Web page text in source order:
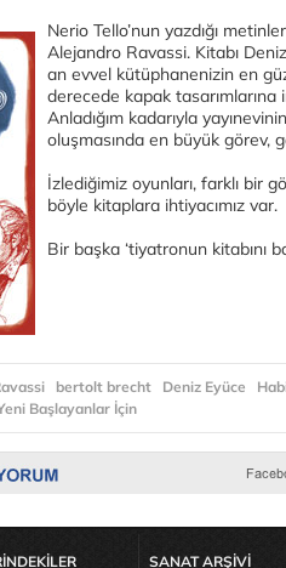
Nerio Tello’nun yazdığı
Alejandro Ravassi. Kitabı
an evvel kütüphanenizin en
derecede kapak
Anladığım kadarıyla
oluşmasında en büyük görev,
İzlediğimiz oyunları, farklı bir
böyle kitaplara ihtiyacımız var.
Bir başka ‘tiyatronun kitabını
bertolt brecht Deniz Eyüce
Başlayanlar İçin
SANAT ARŞİVİ